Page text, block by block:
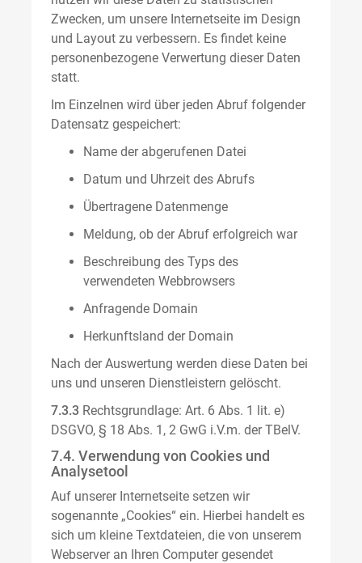
Zwecken, um unsere Internetseite im Design
und Layout zu verbessern. Es findet keine
personenbezogene Verwertung dieser Daten
statt.
Im Einzelnen wird über jeden Abruf folgender
Datensatz gespeichert:
Name der abgerufenen Datei
Datum und Uhrzeit des Abrufs
Übertragene Datenmenge
Meldung, ob der Abruf erfolgreich war
Beschreibung des Typs des
verwendeten Webbrowsers
Anfragende Domain
Herkunftsland der Domain
Nach der Auswertung werden diese Daten bei
uns und unseren Dienstleistern gelöscht.
7.3.3 Rechtsgrundlage: Art. 6 Abs. 1 lit. e)
DSGVO, § 18 Abs. 1, 2 GwG i.V.m. der TBelV.
7.4. Verwendung von Cookies und
Analysetool
Auf unserer Internetseite setzen wir
sogenannte „Cookies“ ein. Hierbei handelt es
sich um kleine Textdateien, die von unserem
Webserver an Ihren Computer gesendet